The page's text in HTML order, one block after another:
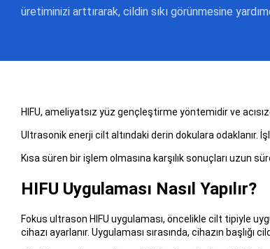
üretiminizi arttırarak, cildin sıkı görünmesine
HIFU, ameliyatsız yüz gençleştirme yöntemidir ve
Ultrasonik enerji cilt altındaki derin dokulara odaklanır.
Kısa süren bir işlem olmasına karşılık sonuçları uzun
HIFU Uygulaması Nasıl Yapılır?
Fokus ultrason HIFU uygulaması, öncelikle cilt tipiyle
cihazı ayarlanır. Uygulaması sırasında, cihazın başlığı